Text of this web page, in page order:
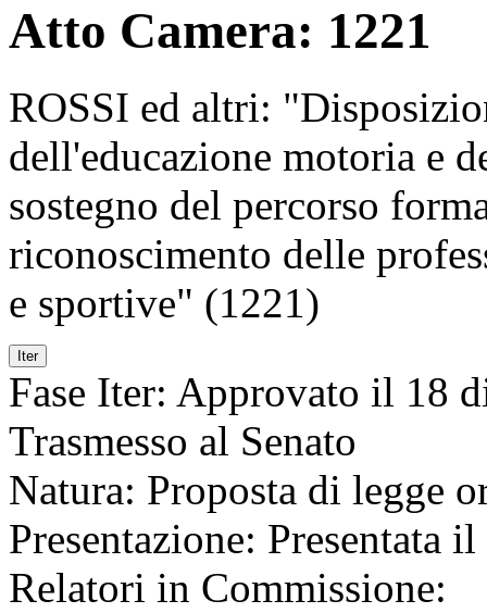
Atto Camera: 1221
ROSSI ed altri:
dell'educazione motoria e
sostegno del percorso
riconoscimento delle
e sportive" (1221)
Iter
Fase Iter: Approvato il 18
Trasmesso al Senato
Natura: Proposta di legge
Presentazione: Presentata
Relatori in Commissione: